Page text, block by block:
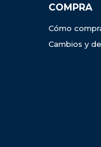
COMPRA
Cómo
Cambios y